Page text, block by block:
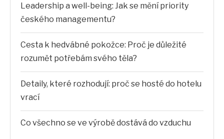
Leadership a well-being: Jak se mění priority
českého managementu?
Cesta k hedvábné pokožce: Proč je důležité
rozumět potřebám svého těla?
Detaily, které rozhodují: proč se hosté do hotelu
vrací
Co všechno se ve výrobě dostává do vzduchu